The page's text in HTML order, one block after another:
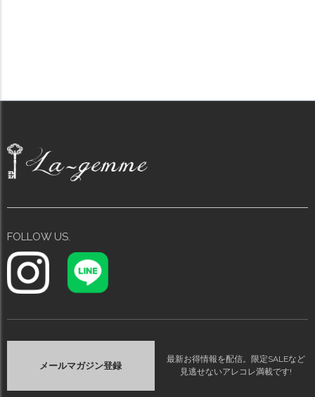
FOLLOW US.
メールマガジン登録
最新お得情報を配信。限定SALEなど
見逃せないアレコレ満載です!